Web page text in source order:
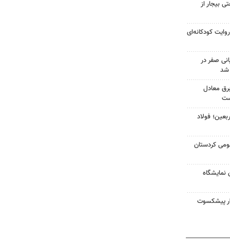
بیجار از
کودکانه‌ای
صفر در
شد
برق معادل
فولاد
کردستان
نمایشگاه
پیشکسوت